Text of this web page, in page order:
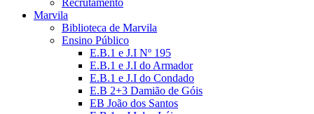
Recrutamento
Marvila
Biblioteca de Marvila
Ensino Público
E.B.1 e J.I Nº 195
E.B.1 e J.I do Armador
E.B.1 e J.I do Condado
E.B 2+3 Damião de Góis
EB João dos Santos